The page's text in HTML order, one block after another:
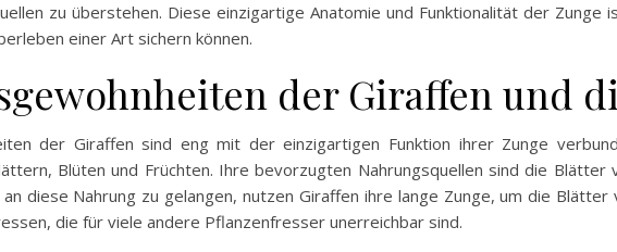
zu überstehen. Diese einzigartige Anatomie und Funktionalität der
einer Art sichern können.
der Giraffen und
der Giraffen sind eng mit der einzigartigen Funktion ihrer Zunge
Blüten und Früchten. Ihre bevorzugten Nahrungsquellen sind die Blätter
diese Nahrung zu gelangen, nutzen Giraffen ihre lange Zunge, um die
die für viele andere Pflanzenfresser unerreichbar sind.